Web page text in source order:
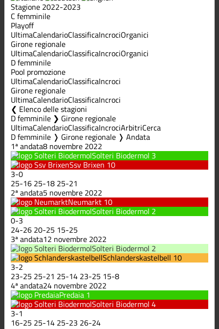
Stagione 2022-2023
C femminile
Playoff
UltimaCalendarioClassificaIncrociOrganici
Girone regionale
UltimaCalendarioClassificaIncrociOrganici
D femminile
Pool promozione
UltimaCalendarioClassificaIncroci
Girone regionale
UltimaCalendarioClassificaIncroci
Elenco delle stagioni
D femminile ❯ Girone regionale
UltimaCalendarioClassificaIncrociArbitriCerca
D femminile ❭ Girone regionale ❭ Andata
1ª andata8 novembre 2022
Solteri Biodermol 3
Ssv Brixen 10
3-0
25-16 25-18 25-21
2ª andata5 novembre 2022
Neumarkt 10
Solteri Biodermol 2
0-3
24-26 20-25 15-25
3ª andata12 novembre 2022
Solteri Biodermol 2
Schlanderskastelbell 10
3-2
23-25 25-21 25-14 23-25 15-8
4ª andata24 novembre 2022
Predaia 1
Solteri Biodermol 4
3-1
16-25 25-14 25-23 26-24